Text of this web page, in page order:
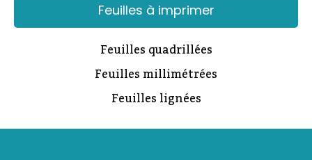
Feuilles à imprimer
Feuilles quadrillées
Feuilles millimétrées
Feuilles lignées